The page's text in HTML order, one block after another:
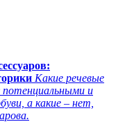
Какие речевые
и
а какие – нет,